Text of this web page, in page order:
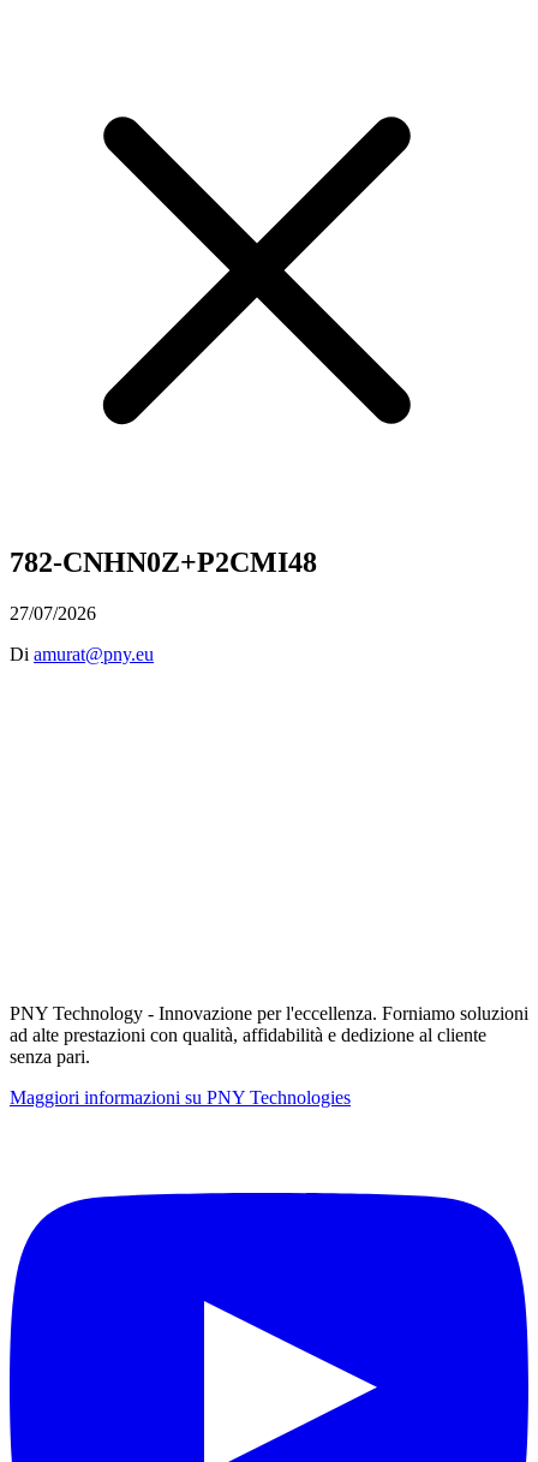
782-CNHN0Z+P2CMI48
27/07/2026
Di amurat@pny.eu
PNY Technology - Innovazione per l'eccellenza. Forniamo soluzioni
ad alte prestazioni con qualità, affidabilità e dedizione al cliente
senza pari.
Maggiori informazioni su PNY Technologies